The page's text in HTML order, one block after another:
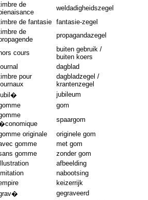
de
bienaisance
weldadigheidszegel
de fantasie
fantasie-zegel
de
propagandazegel
hors cours
buiten gebruik /
buiten koers
dagblad
pour
dagbladzegel /
krantenzegel
jubileum
gom
spaargom
originale
originele gom
gomme
met gom
gomme
zonder gom
afbeelding
nabootsing
keizerrijk
gegraveerd